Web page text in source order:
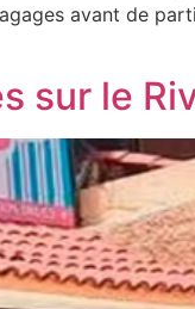
avant de
sur le